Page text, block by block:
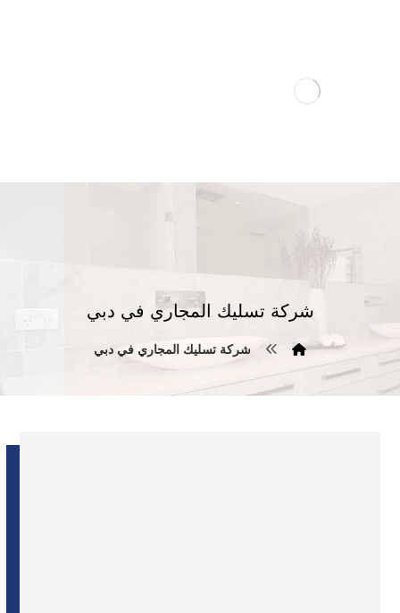
شركة تسليك المجاري في دبي
شركة تسليك المجاري في دبي